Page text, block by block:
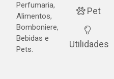
Perfumaria,
Alimentos,
Bomboniere,
Bebidas e
Pets.
Pet
Utilidades